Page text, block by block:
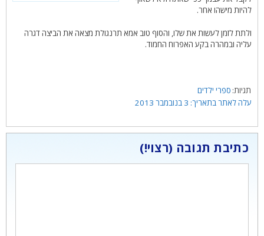
להיות מישהו אחר.
ולתת לזמן לעשות את שלו, והסוף טוב אמא תרנגולת מצאה את הביצה דגרה
עליה ובמהרה בקע האפרוח החמוד.
תגיות
ספרי ילדים
3 בנובמבר 2013
כתיבת תגובה